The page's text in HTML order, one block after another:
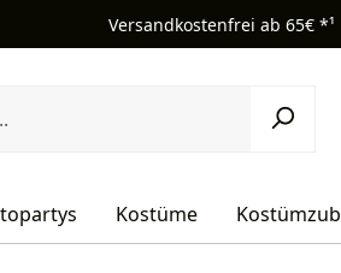
Versandkostenfrei ab 65€ *¹
Kostüme